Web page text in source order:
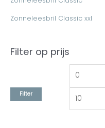
Zonneleesbril Classic xxl
Filter op prijs
Filter